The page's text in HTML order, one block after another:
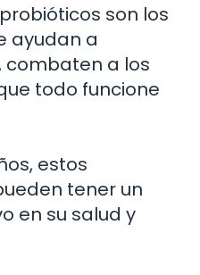
son los
ayudan a
combaten a los
todo funcione
estos
tener un
en su salud y